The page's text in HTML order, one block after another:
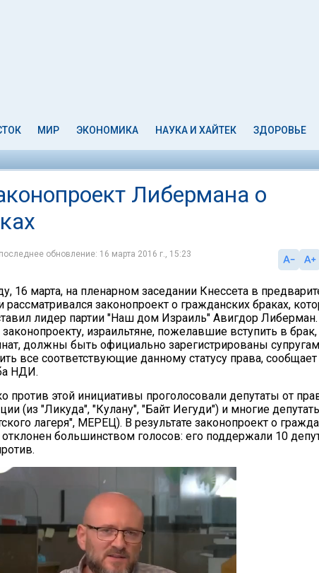
МИР ЭКОНОМИКА НАУКА И ХАЙТЕК ЗДОРОВЬЕ
Либермана о
обновление: 16 марта 2016 г., 15:23
16 марта, на пленарном заседании Кнессета в
рассматривался законопроект о гражданских браках,
лидер партии "Наш дом Израиль" Авигдор Либерман.
законопроекту, израильтяне, пожелавшие вступить в
должны быть официально зарегистрированы
все соответствующие данному статусу права,
НДИ.
против этой инициативы проголосовали депутаты от
(из "Ликуда", "Кулану", "Байт Иегуди") и многие
лагеря", МЕРЕЦ). В результате законопроект о
большинством голосов: его поддержали 10